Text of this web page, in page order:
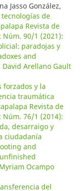
Jasso González,
de
Revista de
Núm. 90/1 (2021):
paradojas y
and
Arellano Gault
forzados y la
traumática
Revista de
Núm. 76/1 (2014):
desarraigo y
ciudadanía
and
Ocampo
del